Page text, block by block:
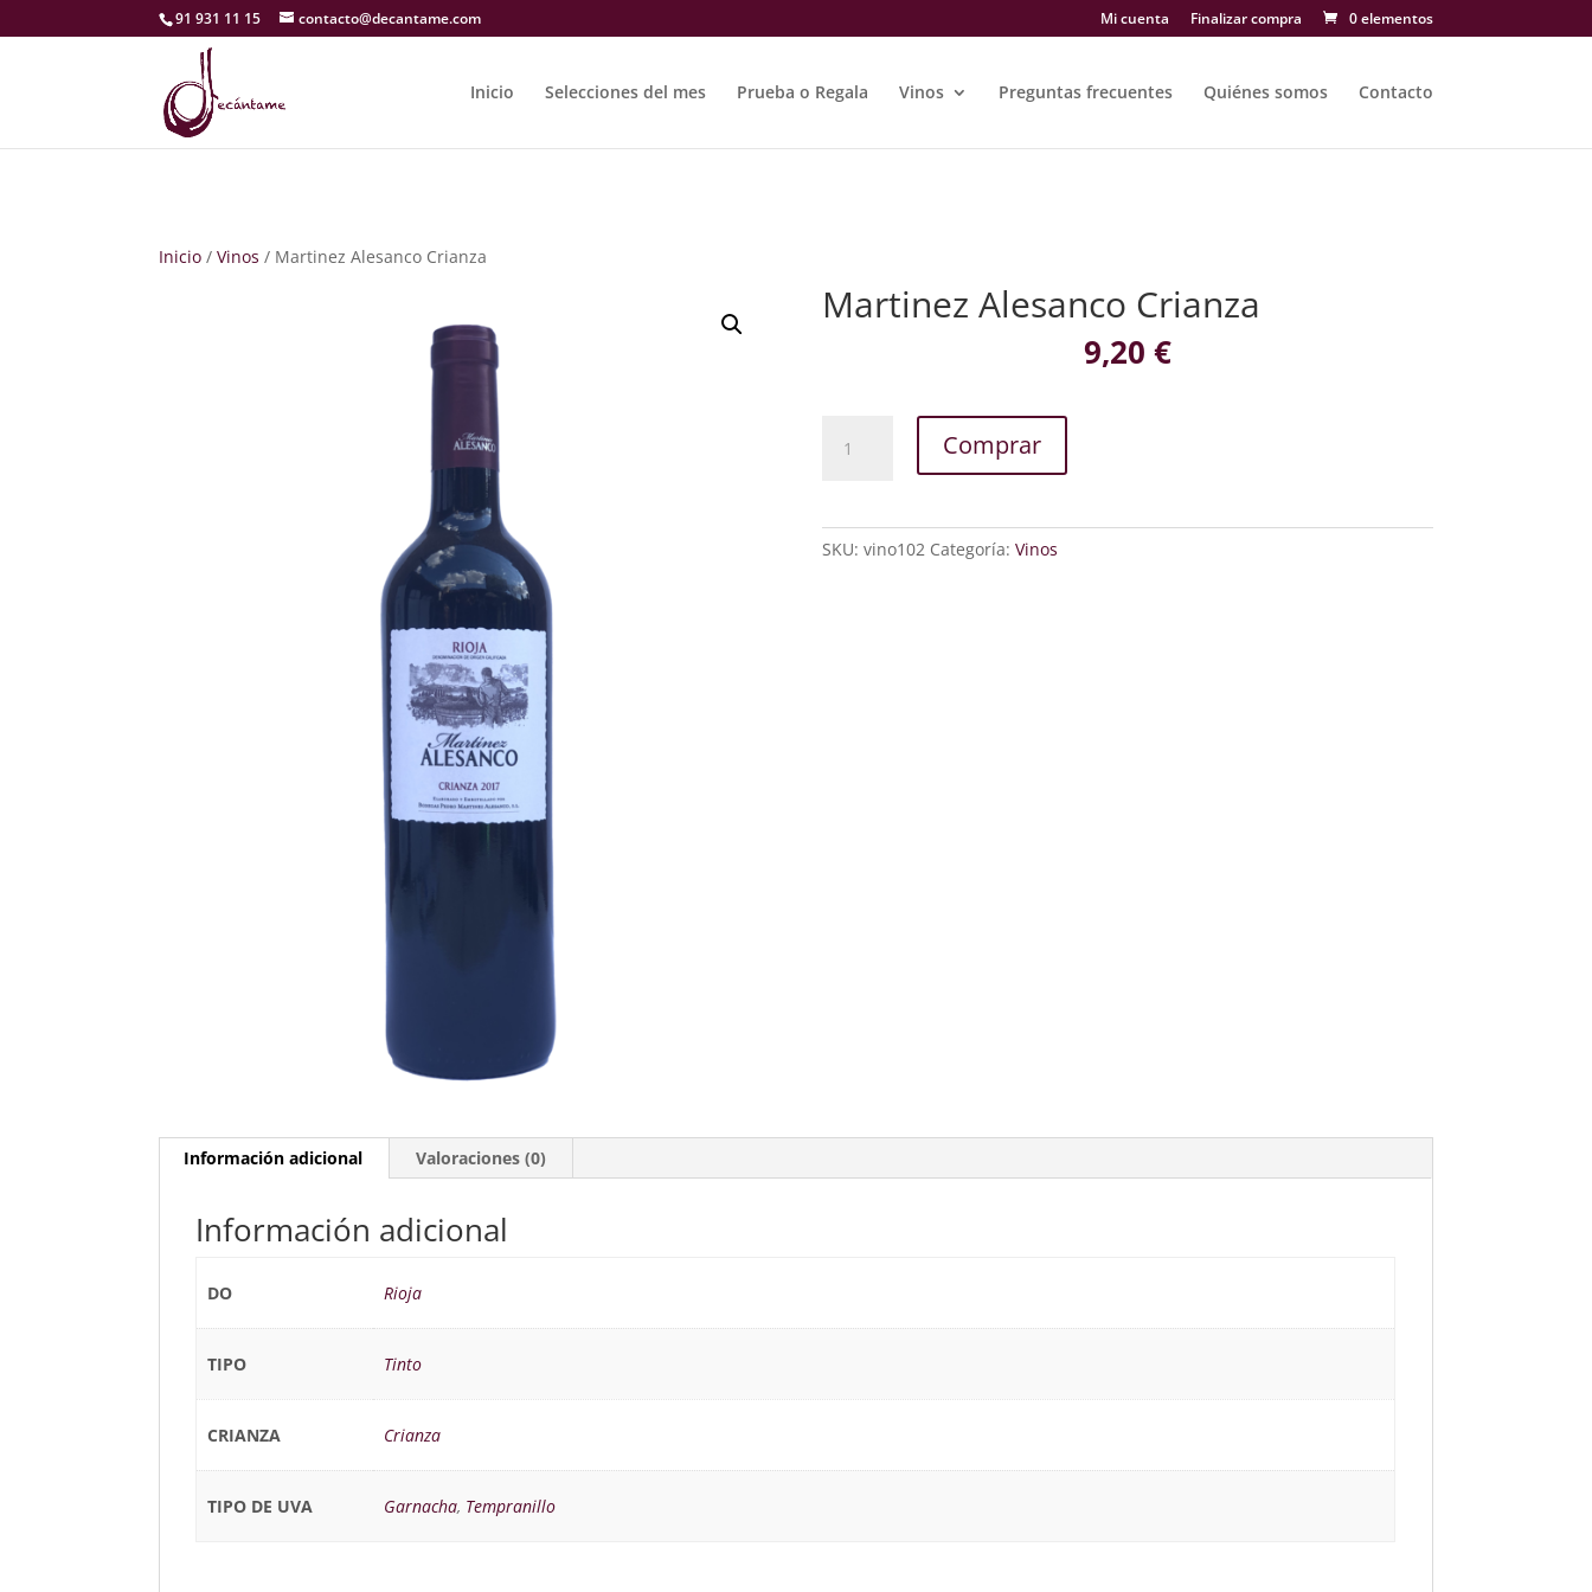
91 931 11 15 contacto@decantame.com Mi cuenta Finalizar compra 0 elementos
Inicio Selecciones del mes Prueba o Regala Vinos Preguntas frecuentes Quiénes somos Contacto
Inicio /Vinos / Martinez Alesanco Crianza
Martinez Alesanco Crianza
9,20 €
Alesanco
Comprar
SKU: vino102 Categoría: Vinos
Información adicional Valoraciones (0)
Información adicional
DO Rioja
TIPO Tinto
CRIANZA Crianza
TIPO DE UVA Garnacha, Tempranillo